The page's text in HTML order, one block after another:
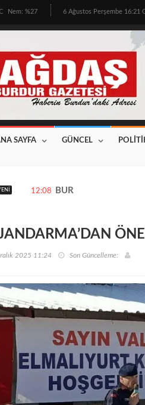
Nem: %27 6 Ağustos Perşembe 16:21
SAYFA GÜNCEL
12:08 BURDUR’DA
2025 11:24 Son Güncelleme: